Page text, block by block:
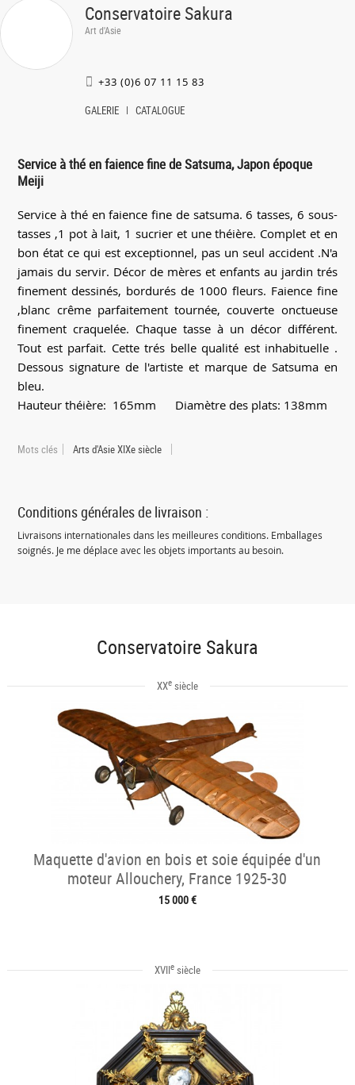
Conservatoire Sakura
Art d'Asie
+33 (0)6 07 11 15 83
GALERIE CATALOGUE
Service à thé en faience fine de Satsuma, Japon époque
Meiji
Service à thé en faience fine de satsuma. 6 tasses, 6 sous-
tasses ,1 pot à lait, 1 sucrier et une théière. Complet et en
bon état ce qui est exceptionnel, pas un seul accident .N'a
jamais du servir. Décor de mères et enfants au jardin trés
finement dessinés, bordurés de 1000 fleurs. Faience fine
,blanc crême parfaitement tournée, couverte onctueuse
finement craquelée. Chaque tasse à un décor différent.
Tout est parfait. Cette trés belle qualité est inhabituelle .
Dessous signature de l'artiste et marque de Satsuma en
bleu.
Hauteur théière: 165mm Diamètre des plats: 138mm
Mots clés Arts d'Asie XIXe siècle
Conditions générales de livraison :
Livraisons internationales dans les meilleures conditions. Emballages
soignés. Je me déplace avec les objets importants au besoin.
Conservatoire Sakura
XXesiècle
Maquette d'avion en bois et soie équipée d'un
moteur Allouchery, France 1925-30
15 000 €
XVIIesiècle